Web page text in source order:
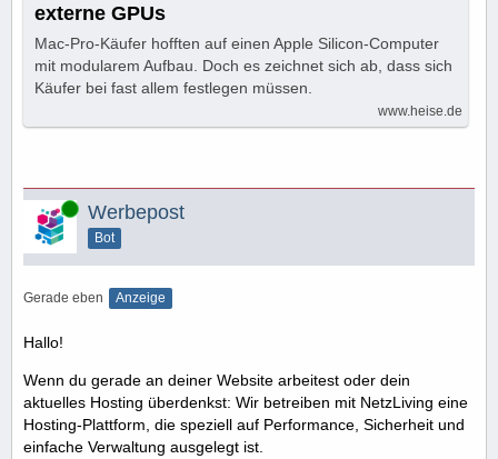
externe GPUs
Mac-Pro-Käufer hofften auf einen Apple Silicon-Computer
mit modularem Aufbau. Doch es zeichnet sich ab, dass sich
Käufer bei fast allem festlegen müssen.
www.heise.de
Online Werbepost
Bot
Gerade eben Anzeige
Hallo!
Wenn du gerade an deiner Website arbeitest oder dein
aktuelles Hosting überdenkst: Wir betreiben mit NetzLiving eine
Hosting-Plattform, die speziell auf Performance, Sicherheit und
einfache Verwaltung ausgelegt ist.